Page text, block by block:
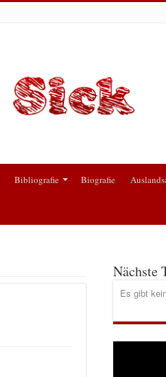
Bibliografie Biografie
Nächste
Es gibt